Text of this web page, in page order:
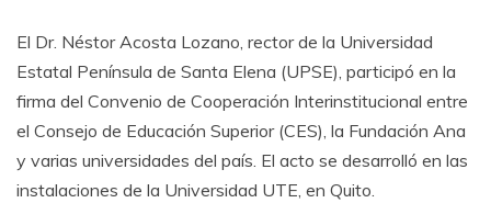
El Dr. Néstor Acosta Lozano, rector de la Universidad
Estatal Península de Santa Elena (UPSE), participó en la
firma del Convenio de Cooperación Interinstitucional entre
el Consejo de Educación Superior (CES), la Fundación Ana
y varias universidades del país. El acto se desarrolló en las
instalaciones de la Universidad UTE, en Quito.